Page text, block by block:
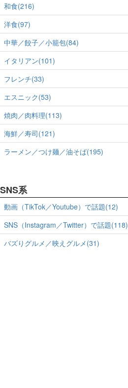
和食(216)
洋食(97)
中華／餃子／小籠包(84)
イタリアン(101)
フレンチ(33)
エスニック(53)
焼肉／肉料理(113)
海鮮／寿司(121)
ラーメン／つけ麺／油そば(195)
SNS系
動画（TikTok／Youtube）で話題(12)
SNS（Instagram／Twitter）で話題(118)
バズりグルメ／映えグルメ(31)